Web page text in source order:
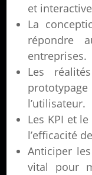
et
La
répondre
entreprises.
Les
l’utilisateur.
Les KPI et
l’efficacité
Anticiper
vital pour